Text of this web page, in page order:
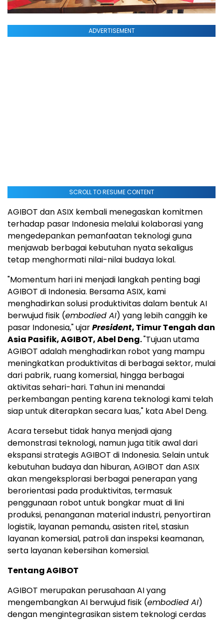
ADVERTISEMENT
SCROLL TO RESUME CONTENT
AGIBOT dan ASIX kembali menegaskan komitmen
terhadap pasar Indonesia melalui kolaborasi yang
mengedepankan pemanfaatan teknologi guna
menjawab berbagai kebutuhan nyata sekaligus
tetap menghormati nilai-nilai budaya lokal.
"Momentum hari ini menjadi langkah penting bagi
AGIBOT di Indonesia. Bersama ASIX, kami
menghadirkan solusi produktivitas dalam bentuk AI
berwujud fisik (embodied AI) yang lebih canggih ke
pasar Indonesia," ujarPresident, Timur Tengah dan
Asia Pasifik, AGIBOT, Abel Deng."Tujuan utama
AGIBOT adalah menghadirkan robot yang mampu
meningkatkan produktivitas di berbagai sektor, mulai
dari pabrik, ruang komersial, hingga berbagai
aktivitas sehari-hari. Tahun ini menandai
perkembangan penting karena teknologi kami telah
siap untuk diterapkan secara luas," kata Abel Deng.
Acara tersebut tidak hanya menjadi ajang
demonstrasi teknologi, namun juga titik awal dari
ekspansi strategis AGIBOT di Indonesia. Selain untuk
kebutuhan budaya dan hiburan, AGIBOT dan ASIX
akan mengeksplorasi berbagai penerapan yang
berorientasi pada produktivitas, termasuk
penggunaan robot untuk bongkar muat di lini
produksi, penanganan material industri, penyortiran
logistik, layanan pemandu, asisten ritel, stasiun
layanan komersial, patroli dan inspeksi keamanan,
serta layanan kebersihan komersial.
Tentang AGIBOT
AGIBOT merupakan perusahaan AI yang
mengembangkan AI berwujud fisik (embodied AI)
dengan mengintegrasikan sistem teknologi cerdas